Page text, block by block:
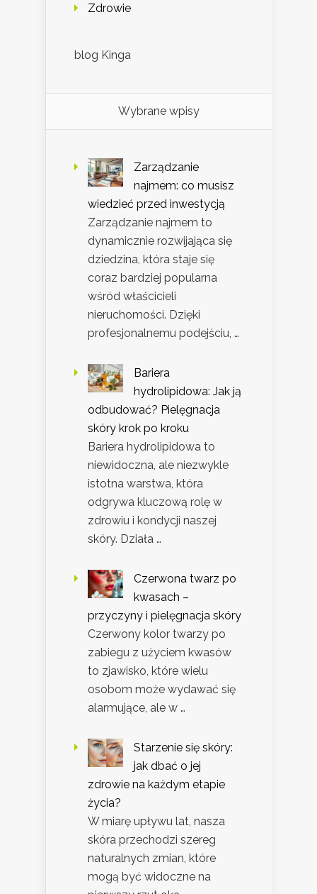
Zdrowie
blog Kinga
Wybrane wpisy
Zarządzanie
najmem: co musisz
wiedzieć przed inwestycją
Zarządzanie najmem to
dynamicznie rozwijająca się
dziedzina, która staje się
coraz bardziej popularna
wśród właścicieli
nieruchomości. Dzięki
profesjonalnemu podejściu, …
Bariera
hydrolipidowa: Jak ją
odbudować? Pielęgnacja
skóry krok po kroku
Bariera hydrolipidowa to
niewidoczna, ale niezwykle
istotna warstwa, która
odgrywa kluczową rolę w
zdrowiu i kondycji naszej
skóry. Działa …
Czerwona twarz po
kwasach –
przyczyny i pielęgnacja skóry
Czerwony kolor twarzy po
zabiegu z użyciem kwasów
to zjawisko, które wielu
osobom może wydawać się
alarmujące, ale w …
Starzenie się skóry:
jak dbać o jej
zdrowie na każdym etapie
życia?
W miarę upływu lat, nasza
skóra przechodzi szereg
naturalnych zmian, które
mogą być widoczne na